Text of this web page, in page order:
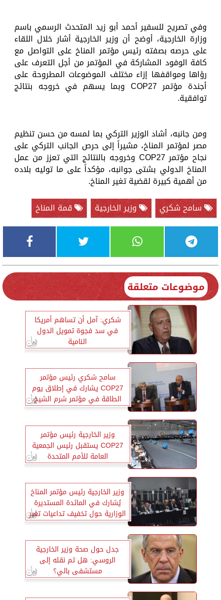
وفي تصريح للسفير أحمد أبو زيد المتحدث الرسمي باسم
وزارة الخارجية، أوضح أن وزير الخارجية أشار خلال اللقاء
على حرصه بصفته رئيس مؤتمر المناخ على التواصل مع
كافة الوفود المشاركة في المؤتمر من أجل التعرف على
رؤاها ومواقفها إزاء مختلف الموضوعات المطروحة على
أجندة مؤتمر COP27 وبما يسهم في خروجه بنتائج
توافقية.
ومن جانبه، أشاد الوزير التركي بما لمسه من حسن تنظيم
مصر لمؤتمر المناخ، مشيراً إلى حرص الجانب التركي على
نجاح مؤتمر COP27 وخروجه بالنتائج التي تعزز من عمل
المناخ الدولي بشتى جوانبه، مؤكداً على ما توليه بلاده
من أهمية كبيرة لقضية تغير المناخ.
سامح شكري
وزير الخارجية قمة المناخ
موضوعات متعلقة
شكري: آمل أن تساهم أمريكا
في سد فجوة تمويل الدول
النامية
سامح شكري رئيس مؤتمر
COP27 يشارك في إطلاق يوم
الطاقة في مؤتمر شرم الشيخ
وزير الخارجية رئيس مؤتمر
COP27 يستقبل رئيس الجمعية
العامة للأمم المتحدة
وزير الخارجية رئيس مؤتمر المناخ
يُشارك في المائدة المستديرة
الوزارية حول تخفيف تداعيات تغير
المناخ
جدل حول صحة وزير الخارجية
الروسي: هل تم نقله إلى
مستشفى بالي؟